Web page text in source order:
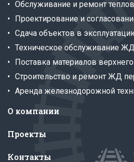
Обслуживание и ремонт
Проектирование и
Сдача объектов в
Техническое обслуживание
Поставка материалов
Строительство и ремонт ЖД
Аренда железнодорожной
О компании
Проекты
Контакты